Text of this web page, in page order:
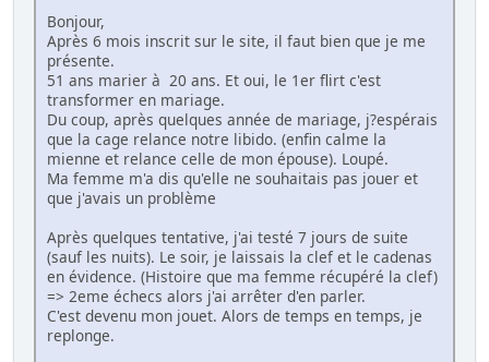
Bonjour,
Après 6 mois inscrit sur le site, il faut bien que je me
présente.
51 ans marier à 20 ans. Et oui, le 1er flirt c'est
transformer en mariage.
Du coup, après quelques année de mariage, j?espérais
que la cage relance notre libido. (enfin calme la
mienne et relance celle de mon épouse). Loupé.
Ma femme m'a dis qu'elle ne souhaitais pas jouer et
que j'avais un problème
Après quelques tentative, j'ai testé 7 jours de suite
(sauf les nuits). Le soir, je laissais la clef et le cadenas
en évidence. (Histoire que ma femme récupéré la clef)
=> 2eme échecs alors j'ai arrêter d'en parler.
C'est devenu mon jouet. Alors de temps en temps, je
replonge.